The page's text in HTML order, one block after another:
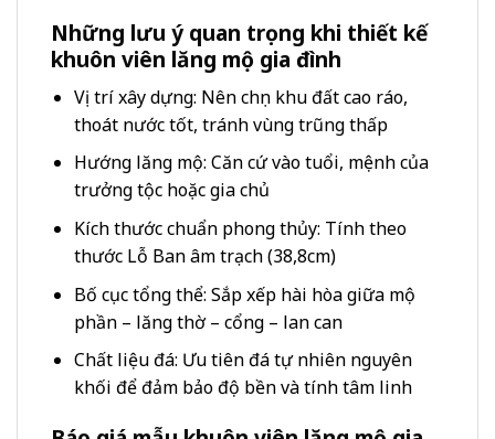
Những lưu ý quan trọng khi thiết kế
khuôn viên lăng mộ gia đình
Vị trí xây dựng: Nên chọn khu đất cao ráo,
thoát nước tốt, tránh vùng trũng thấp
Hướng lăng mộ: Căn cứ vào tuổi, mệnh của
trưởng tộc hoặc gia chủ
Kích thước chuẩn phong thủy: Tính theo
thước Lỗ Ban âm trạch (38,8cm)
Bố cục tổng thể: Sắp xếp hài hòa giữa mộ
phần – lăng thờ – cổng – lan can
Chất liệu đá: Ưu tiên đá tự nhiên nguyên
khối để đảm bảo độ bền và tính tâm linh